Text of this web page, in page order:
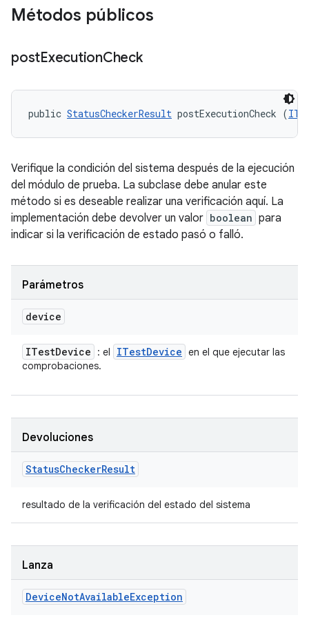
Métodos públicos
postExecutionCheck
public StatusCheckerResult postExecutionCheck (
Verifique la condición del sistema después de la ejecución
del módulo de prueba. La subclase debe anular este
método si es deseable realizar una verificación aquí. La
implementación debe devolver un valor boolean para
indicar si la verificación de estado pasó o falló.
Parámetros
device
ITestDevice : el ITestDevice en el que ejecutar las
comprobaciones.
Devoluciones
StatusCheckerResult
resultado de la verificación del estado del sistema
Lanza
DeviceNotAvailableException